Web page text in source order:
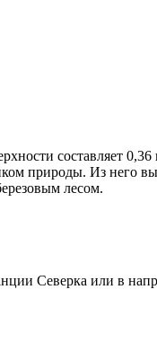
составляет
природы. Из него
лесом.
Северка или в